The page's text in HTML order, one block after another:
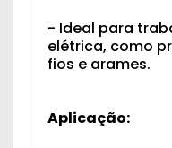
- Ideal para
elétrica, como
fios e arames.
Aplicação: